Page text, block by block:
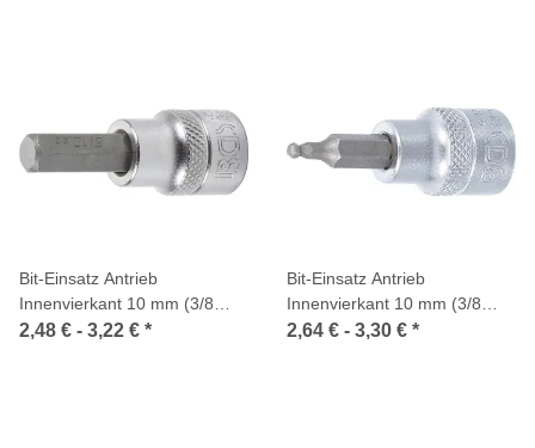
Bit-Einsatz Antrieb
Innenvierkant 10 mm (3/8
Zoll) Innensechskant
2,48 € - 3,22 € *
Bit-Einsatz Antrieb
Innenvierkant 10 mm (3/8
Zoll) Innensechskant mit
2,64 € - 3,30 € *